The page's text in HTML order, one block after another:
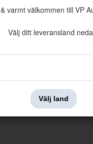
varmt välkommen till VP
Välj ditt leveransland
Välj land